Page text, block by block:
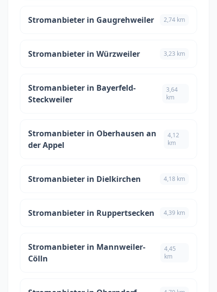
Stromanbieter in Gaugrehweiler 2,74 km
Stromanbieter in Würzweiler 3,23 km
Stromanbieter in Bayerfeld-
Steckweiler
3,64
km
Stromanbieter in Oberhausen an
der Appel
4,12
km
Stromanbieter in Dielkirchen 4,18 km
Stromanbieter in Ruppertsecken 4,39 km
Stromanbieter in Mannweiler-
Cölln
4,45
km